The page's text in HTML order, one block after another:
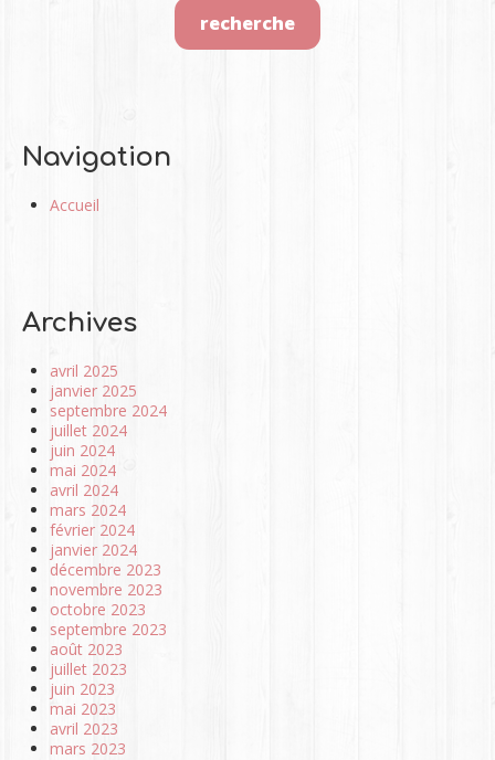
Navigation
Accueil
Archives
avril 2025
janvier 2025
septembre 2024
juillet 2024
juin 2024
mai 2024
avril 2024
mars 2024
février 2024
janvier 2024
décembre 2023
novembre 2023
octobre 2023
septembre 2023
août 2023
juillet 2023
juin 2023
mai 2023
avril 2023
mars 2023